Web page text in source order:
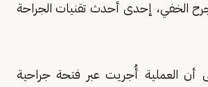
الخفي، إحدى أحدث تقنيات الجراحة
العملية أُجريت عبر فتحة جراحية